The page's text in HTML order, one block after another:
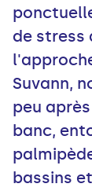
de stress
Suvann,
peu
banc,
bassins